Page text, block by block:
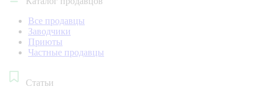
Все продавцы
Заводчики
Приюты
Частные продавцы
Статьи